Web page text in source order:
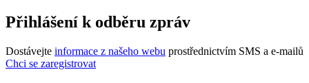
Přihlášení k odběru zpráv
Dostávejte informace z našeho webu prostřednictvím SMS a e-mailů
Chci se zaregistrovat